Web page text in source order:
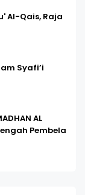
Al-Qais, Raja
Syafi’i
AL
Pembela